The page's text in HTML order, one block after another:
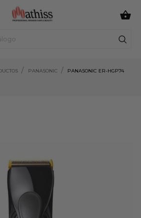

PANASONIC PANASONIC ER-HGP74